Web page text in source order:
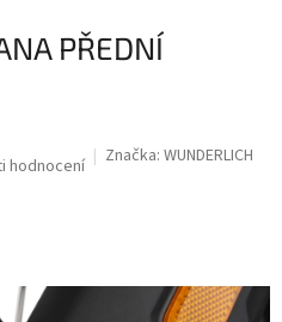
PŘEDNÍ
hodnocení Značka: WUNDERLICH